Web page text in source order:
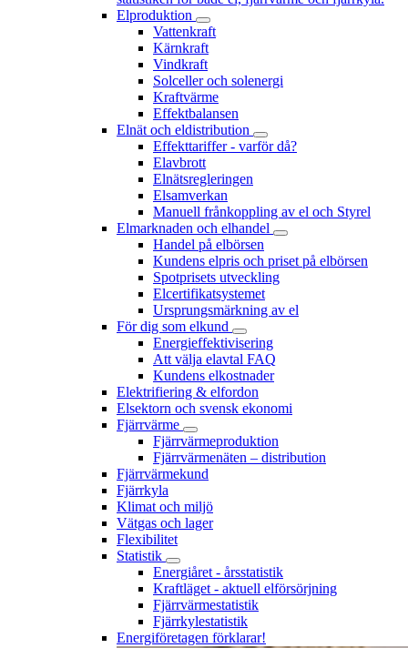
Elproduktion
Vattenkraft
Kärnkraft
Vindkraft
Solceller och solenergi
Kraftvärme
Effektbalansen
Elnät och eldistribution
Effekttariffer - varför då?
Elavbrott
Elnätsregleringen
Elsamverkan
Manuell frånkoppling av el och Styrel
Elmarknaden och elhandel
Handel på elbörsen
Kundens elpris och priset på elbörsen
Spotprisets utveckling
Elcertifikatsystemet
Ursprungsmärkning av el
För dig som elkund
Energieffektivisering
Att välja elavtal FAQ
Kundens elkostnader
Elektrifiering & elfordon
Elsektorn och svensk ekonomi
Fjärrvärme
Fjärrvärmeproduktion
Fjärrvärmenäten – distribution
Fjärrvärmekund
Fjärrkyla
Klimat och miljö
Vätgas och lager
Flexibilitet
Statistik
Energiåret - årsstatistik
Kraftläget - aktuell elförsörjning
Fjärrvärmestatistik
Fjärrkylestatistik
Energiföretagen förklarar!